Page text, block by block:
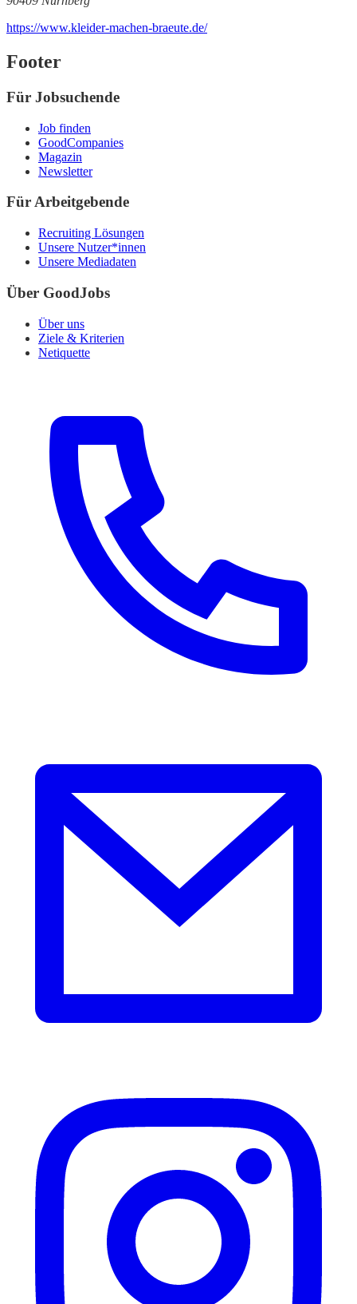
https://www.kleider-machen-braeute.de/
Footer
Für Jobsuchende
Job finden
GoodCompanies
Magazin
Newsletter
Für Arbeitgebende
Recruiting Lösungen
Unsere Nutzer*innen
Unsere Mediadaten
Über GoodJobs
Über uns
Ziele & Kriterien
Netiquette